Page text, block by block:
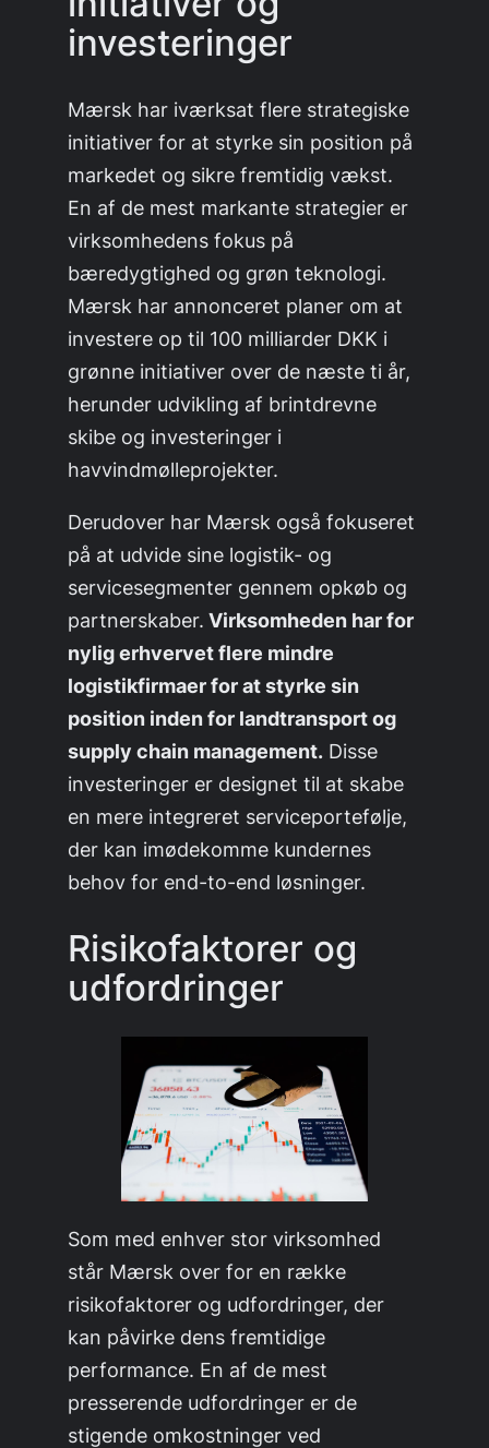
investeringer
Mærsk har iværksat flere strategiske
initiativer for at styrke sin position på
markedet og sikre fremtidig vækst.
En af de mest markante strategier er
virksomhedens fokus på
bæredygtighed og grøn teknologi.
Mærsk har annonceret planer om at
investere op til 100 milliarder DKK i
grønne initiativer over de næste ti år,
herunder udvikling af brintdrevne
skibe og investeringer i
havvindmølleprojekter.
Derudover har Mærsk også fokuseret
på at udvide sine logistik- og
servicesegmenter gennem opkøb og
partnerskaber. Virksomheden har for
nylig erhvervet flere mindre
logistikfirmaer for at styrke sin
position inden for landtransport og
supply chain management. Disse
investeringer er designet til at skabe
en mere integreret serviceportefølje,
der kan imødekomme kundernes
behov for end-to-end løsninger.
Risikofaktorer og
udfordringer
Som med enhver stor virksomhed
står Mærsk over for en række
risikofaktorer og udfordringer, der
kan påvirke dens fremtidige
performance. En af de mest
presserende udfordringer er de
stigende omkostninger ved